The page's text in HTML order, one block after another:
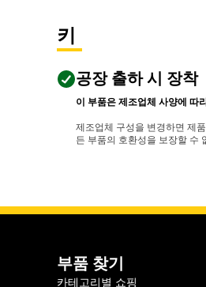
키
공장 출하 시 장착
이 부품은 제조업체 사양에 따
제조업체 구성을 변경하면 제
든 부품의 호환성을 보장할 수
부품 찾기
카테고리별 쇼핑